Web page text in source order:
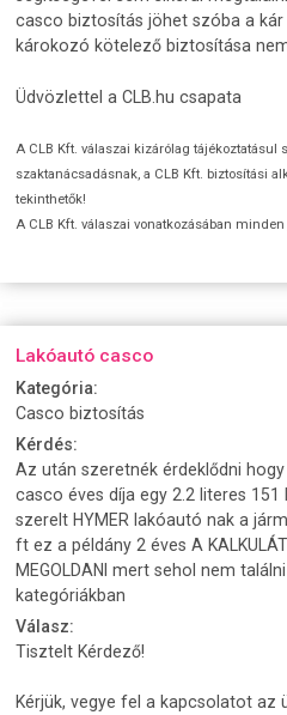
casco biztosítás jöhet szóba a kár
károkozó kötelező biztosítása
Üdvözlettel a CLB.hu csapata
A CLB Kft. válaszai kizárólag tájékoztatásul
szaktanácsadásnak, a CLB Kft. biztosítási
tekinthetők!
A CLB Kft. válaszai vonatkozásában
Lakóautó casco
Kategória:
Casco biztosítás
Kérdés:
Az után szeretnék érdeklődni
casco éves díja egy 2.2 literes
szerelt HYMER lakóautó nak a
ft ez a példány 2 éves A
MEGOLDANI mert sehol nem
kategóriákban
Válasz:
Tisztelt Kérdező!
Kérjük, vegye fel a kapcsolatot az